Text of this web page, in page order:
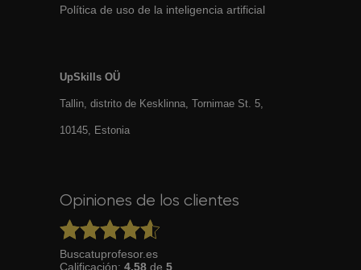
Política de uso de la inteligencia artificial
UpSkills OÜ
Tallin, distrito de Kesklinna, Tornimаe St. 5,
10145, Estonia
Opiniones de los clientes
Buscatuprofesor.es
Calificación: 4.58 de 5